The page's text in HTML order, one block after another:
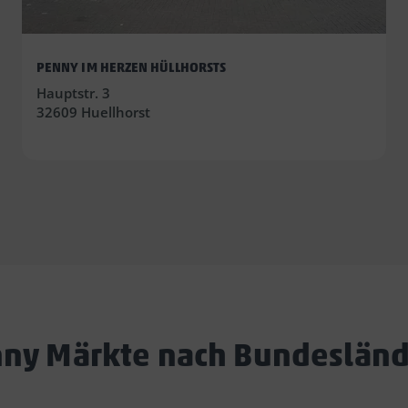
PENNY IM HERZEN HÜLLHORSTS
Hauptstr. 3
32609 Huellhorst
Märkte nach